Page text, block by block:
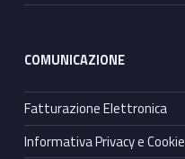
COMUNICAZIONE
Fatturazione Elettronica
Informativa Privacy e